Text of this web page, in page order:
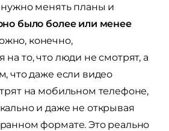
менять планы и
было более или менее
конечно,
на то, что люди не смотрят, а
что даже если видео
на мобильном телефоне,
и даже не открывая
формате. Это реально